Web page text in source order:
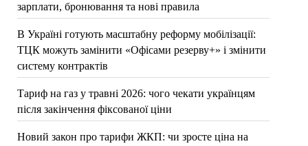
зарплати, бронювання та нові правила
В Україні готують масштабну реформу мобілізації:
ТЦК можуть замінити «Офісами резерву+» і змінити
систему контрактів
Тариф на газ у травні 2026: чого чекати українцям
після закінчення фіксованої ціни
Новий закон про тарифи ЖКП: чи зросте ціна на